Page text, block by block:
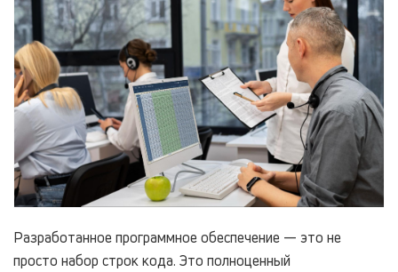
Разработанное программное обеспечение — это не
просто набор строк кода. Это полноценный